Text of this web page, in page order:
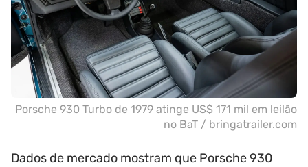
Porsche 930 Turbo de 1979 atinge US$ 171 mil em leilão
no BaT / bringatrailer.com
Dados de mercado mostram que Porsche 930